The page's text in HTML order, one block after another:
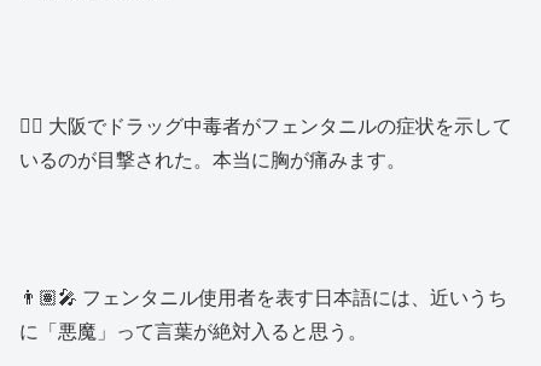
👩‍⚕️ 大阪でドラッグ中毒者がフェンタニルの症状を示して
いるのが目撃された。本当に胸が痛みます。
👨🏽‍🎤 フェンタニル使用者を表す日本語には、近いうち
に「悪魔」って言葉が絶対入ると思う。